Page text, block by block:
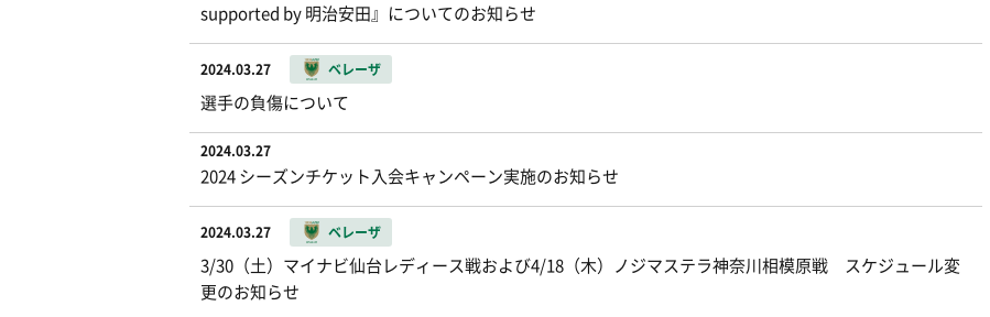
supported by 明治安田』についてのお知らせ
2024.03.27 ベレーザ
選手の負傷について
2024.03.27
2024 シーズンチケット入会キャンペーン実施のお知らせ
2024.03.27 ベレーザ
3/30（土）マイナビ仙台レディース戦および4/18（木）ノジマステラ神奈川相模原戦 スケジュール変
更のお知らせ